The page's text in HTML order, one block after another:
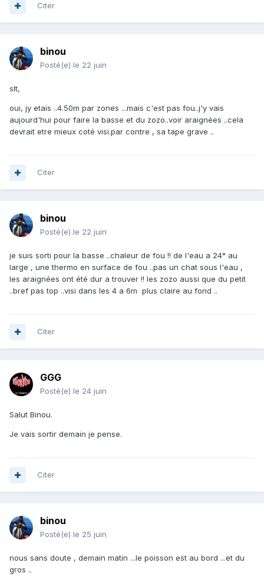
Citer
binou
Posté(e) le 22 juin
slt,
oui, jy etais ..4.50m par zones ...mais c'est pas fou..j'y vais
aujourd'hui pour faire la basse et du zozo..voir araignées ..cela
devrait etre mieux coté visi.par contre , sa tape grave ..
Citer
binou
Posté(e) le 22 juin
je suis sorti pour la basse ..chaleur de fou !! de l'eau a 24° au
large , une thermo en surface de fou ..pas un chat sous l'eau ,
les araignées ont été dur a trouver !! les zozo aussi que du petit
..bref pas top ..visi dans les 4 a 6m plus claire au fond ..
Citer
GGG
Posté(e) le 24 juin
Salut Binou.
Je vais sortir demain je pense.
Citer
binou
Posté(e) le 25 juin
nous sans doute , demain matin ...le poisson est au bord ...et du
gros ..